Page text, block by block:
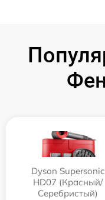
Dyson Supersonic
HD07 (Красный/
Серебристый)